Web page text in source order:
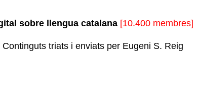
sobre llengua catalana [10.400 membres]
triats i enviats per Eugeni S. Reig